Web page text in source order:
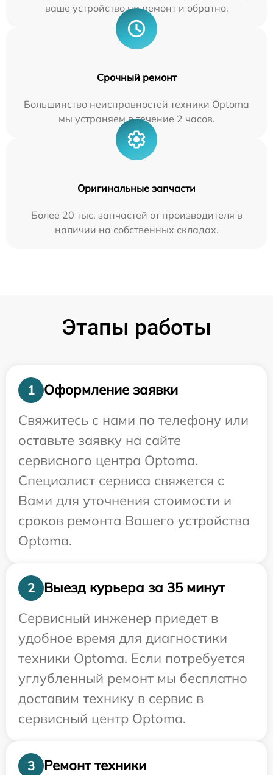
ваше устройство на ремонт и обратно.
Срочный ремонт
Большинство неисправностей техники Optoma
мы устраняем в течение 2 часов.
Оригинальные запчасти
Более 20 тыс. запчастей от производителя в
наличии на собственных складах.
Этапы работы
1
Оформление заявки
Свяжитесь с нами по телефону или
оставьте заявку на сайте
сервисного центра Optoma.
Специалист сервиса свяжется с
Вами для уточнения стоимости и
сроков ремонта Вашего устройства
Optoma.
2
Выезд курьера за 35 минут
Сервисный инженер приедет в
удобное время для диагностики
техники Optoma. Если потребуется
углубленный ремонт мы бесплатно
доставим технику в сервис в
сервисный центр Optoma.
3 Ремонт техники